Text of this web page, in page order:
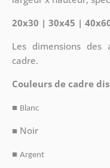
20x30 | 30x45 |
Les dimensions des
cadre.
Couleurs de cadre
■ Blanc
■ Noir
■ Argent